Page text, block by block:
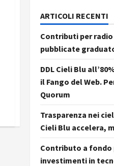
ARTICOLI RECENTI
Contributi per
pubblicate
DDL Cieli Blu
il Fango del Web.
Quorum
Trasparenza nei
Cieli Blu accelera,
Contributo a
investimenti in